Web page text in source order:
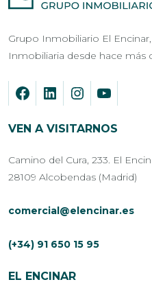
Grupo Inmobiliario El
Inmobiliaria desde hace más
VEN A VISITARNOS
Camino del Cura, 233. El
28109 Alcobendas (Madrid)
comercial@elencinar.es
(+34) 91 650 15 95
EL ENCINAR